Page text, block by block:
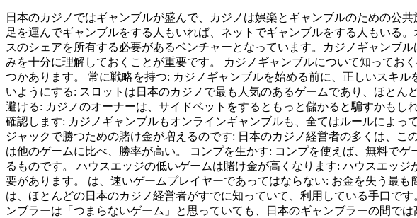
日本のカジノではギャンブルが盛んで、カジノは娯楽とギャンブルのための公共施設である。ギャンブルは、日本人の間ではお金を稼ぐための代替手段として捉えられている。カジノに
足を運んでギャンブルをする人もいれば、ネットでギャンブルをする人もいる
スのシェアを所有する必要があるベンチャーとなっています。カジノギャンブ
みを十分に理解しておくことが重要です。 カジノギャンブルについて知ってお
つかあります。 常に戦略を持つ: カジノギャンブルを始める前に、正しいスキ
いようにする: スロットは日本のカジノで最も人気のあるゲームであり、ほと
避ける: カジノのオーナーは、サイドベットをするともっと儲かると騙すかも
確認します: カジノギャンブルもオンラインギャンブルも、全てはルールによ
ジャックで勝つための賭け金が増えるのです: 日本のカジノ経営者の多くは、
は他のゲームに比べ、勝率が高い。 コンプを生かす: コンプを使えば、無料で
るものです。 ハウスエッジの低いゲームは賭け金が高くなります: ハウスエッ
要があります。 は、速いゲームプレイヤーであってはならない: お金を失う最
は、ほとんどの日本のカジノ経営者がすでに知っていて、利用している手口で
ンブラーは「つまらないゲーム」と思っていても、日本のギャンブラーの間では